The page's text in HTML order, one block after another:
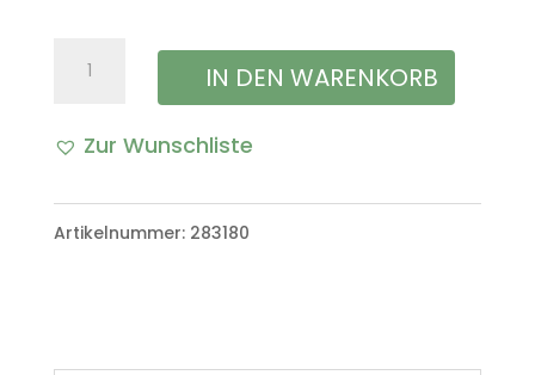
Dichtung
Liter
Bundeswehr
IN DEN WARENKORB
Zur Wunschliste
Artikelnummer: 283180